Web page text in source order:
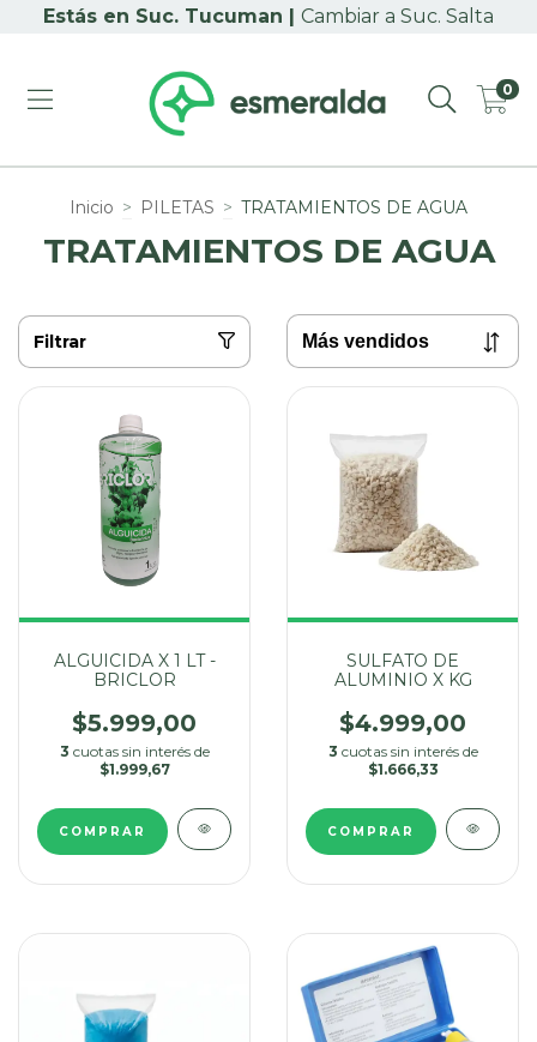
Cambiar a Suc. Salta
0
Inicio > PILETAS > TRATAMIENTOS DE AGUA
TRATAMIENTOS DE AGUA
Filtrar
ALGUICIDA X 1 LT -
BRICLOR
$5.999,00
3 cuotas sin interés de
$1.999,67
SULFATO DE
ALUMINIO X KG
$4.999,00
3 cuotas sin interés de
$1.666,33